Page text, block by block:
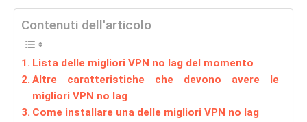
Contenuti dell'articolo
Lista delle migliori VPN no lag del momento
Altre caratteristiche che devono avere le
migliori VPN no lag
Come installare una delle migliori VPN no lag